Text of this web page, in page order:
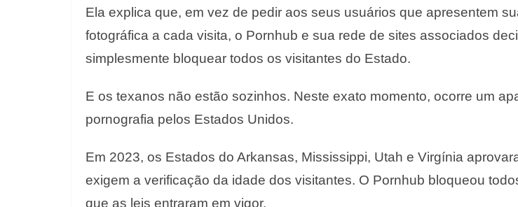
Ela explica que, em vez de pedir aos seus usuários que apresentem
fotográfica a cada visita, o Pornhub e sua rede de sites associados
simplesmente bloquear todos os visitantes do Estado.
E os texanos não estão sozinhos. Neste exato momento, ocorre um
pornografia pelos Estados Unidos.
Em 2023, os Estados do Arkansas, Mississippi, Utah e Virgínia
exigem a verificação da idade dos visitantes. O Pornhub bloqueou
que as leis entraram em vigor.